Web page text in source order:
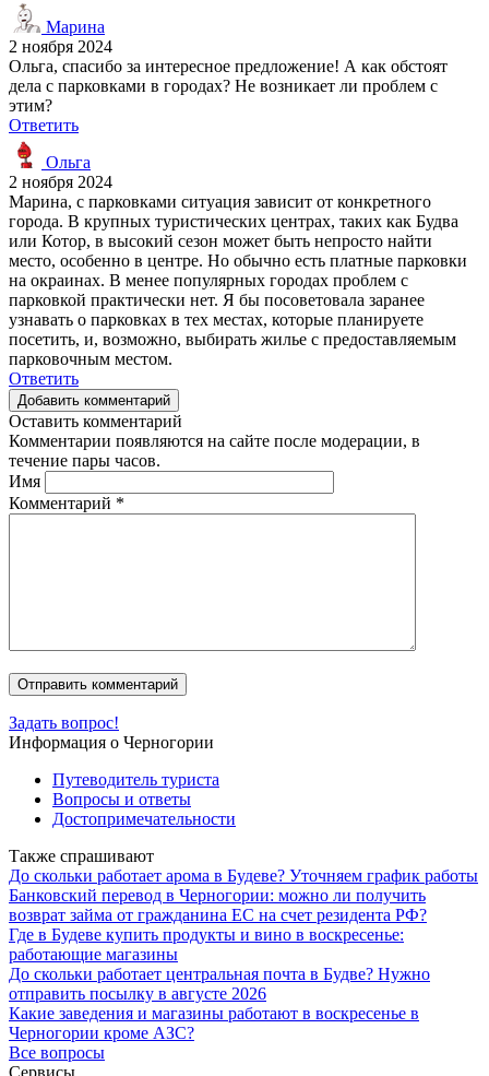
Марина
2 ноября 2024
Ольга, спасибо за интересное предложение! А как обстоят
дела с парковками в городах? Не возникает ли проблем с
этим?
Ответить
Ольга
2 ноября 2024
Марина, с парковками ситуация зависит от конкретного
города. В крупных туристических центрах, таких как Будва
или Котор, в высокий сезон может быть непросто найти
место, особенно в центре. Но обычно есть платные парковки
на окраинах. В менее популярных городах проблем с
парковкой практически нет. Я бы посоветовала заранее
узнавать о парковках в тех местах, которые планируете
посетить, и, возможно, выбирать жилье с предоставляемым
парковочным местом.
Ответить
Добавить комментарий
Оставить комментарий
Комментарии появляются на сайте после модерации, в
течение пары часов.
Имя
Комментарий *
Задать вопрос!
Информация о Черногории
Путеводитель туриста
Вопросы и ответы
Достопримечательности
Также спрашивают
До скольки работает арома в Будеве? Уточняем график работы
Банковский перевод в Черногории: можно ли получить
возврат займа от гражданина ЕС на счет резидента РФ?
Где в Будеве купить продукты и вино в воскресенье:
работающие магазины
До скольки работает центральная почта в Будве? Нужно
отправить посылку в августе 2026
Какие заведения и магазины работают в воскресенье в
Черногории кроме АЗС?
Все вопросы
Сервисы